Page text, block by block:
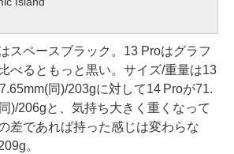
スペースブラック。13 Proはグラフ
べるともっと黒い。サイズ/重量は13
同)/203gに対して14 Proが71.
)/206gと、気持ち大きく重くなって
差であれば持った感じは変わらな
。